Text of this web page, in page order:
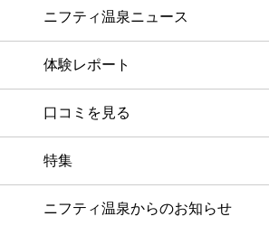
ニフティ温泉ニュース
体験レポート
口コミを見る
特集
ニフティ温泉からのお知らせ